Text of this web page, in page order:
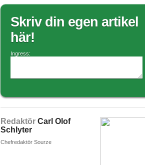
Skriv din egen artikel
här!
Ingress:
Redaktör Carl Olof
Schlyter
Chefredaktör Sourze